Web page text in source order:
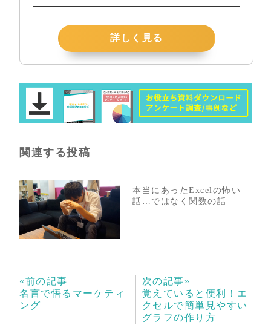
詳しく見る
関連する投稿
本当にあったExcelの怖い
話…ではなく関数の話
«前の記事
名言で悟るマーケティ
ング
次の記事»
覚えていると便利！エ
クセルで簡単見やすい
グラフの作り方